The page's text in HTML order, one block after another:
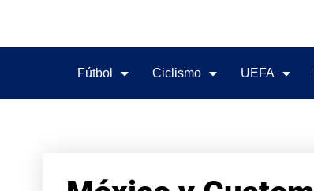
Fútbol Ciclismo UEFA